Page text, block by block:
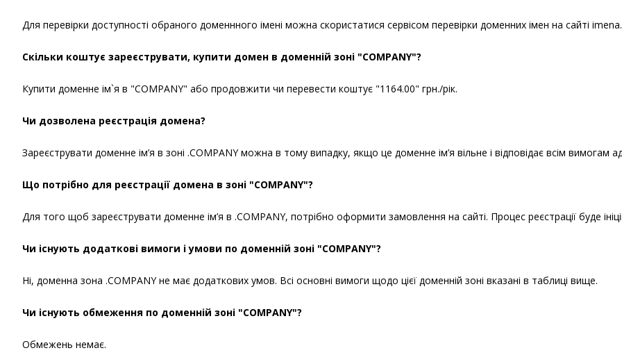
Для перевірки доступності обраного доменнного імені можна скористатися сервісом перевірки доменних імен на сайті
Скільки коштує зареєструвати, купити домен в доменній зоні "COMPANY"?
Купити доменне ім`я в "COMPANY" або продовжити чи перевести коштує "1164.00" грн./рік.
Чи дозволена реєстрація домена?
Зареєструвати доменне ім’я в зоні .COMPANY можна в тому випадку, якщо це доменне ім’я вільне і відповідає всім вимогам
Що потрібно для реєстрації домена в зоні "COMPANY"?
Для того щоб зареєструвати доменне ім’я в .COMPANY, потрібно оформити замовлення на сайті. Процес реєстрації буде
Чи існують додаткові вимоги і умови по доменній зоні "COMPANY"?
Ні, доменна зона .COMPANY не має додаткових умов. Всі основні вимоги щодо цієї доменній зоні вказані в таблиці вище.
Чи існують обмеження по доменній зоні "COMPANY"?
Обмежень немає.